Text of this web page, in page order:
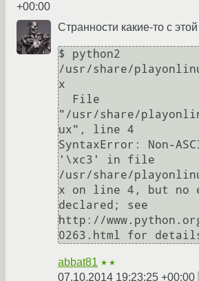
+00:00
Странности какие-то с
$ python2
/usr/share/
x
"/usr/share/
ux", line 4
SyntaxError: Non-
'\xc3' in file
/usr/share/
x on line 4, but no
declared; see
http://
abbat81 ★★
07.10.2014 19:23:25 +00:00